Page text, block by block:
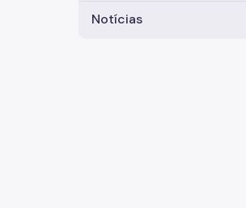
Notícias